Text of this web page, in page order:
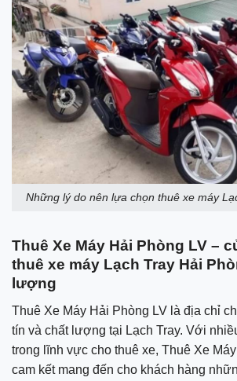
Những lý do nên lựa chọn thuê xe máy
Thuê Xe Máy Hải Phòng LV –
thuê xe máy Lạch Tray Hải
lượng
Thuê Xe Máy Hải Phòng LV là địa chỉ
tín và chất lượng tại Lạch Tray. Với
trong lĩnh vực cho thuê xe, Thuê Xe
cam kết mang đến cho khách hàng